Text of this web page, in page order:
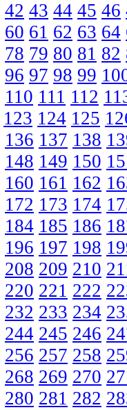
42 43 44 45 46
60 61 62 63 64
78 79 80 81 82
96 97 98 99
110 111 112
123 124 125
136 137 138
148 149 150
160 161 162
172 173 174
184 185 186
196 197 198
208 209 210
220 221 222
232 233 234
244 245 246
256 257 258
268 269 270
280 281 282